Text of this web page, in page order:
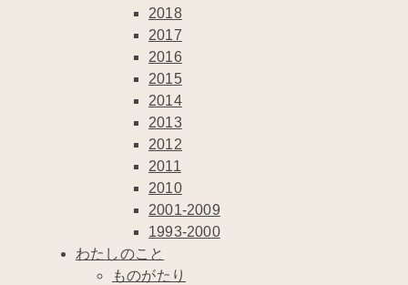
2018
2017
2016
2015
2014
2013
2012
2011
2010
2001-2009
1993-2000
わたしのこと
ものがたり